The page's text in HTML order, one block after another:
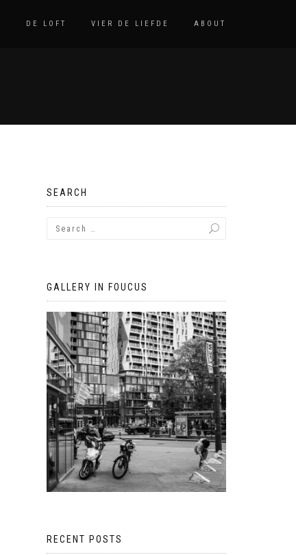
DE LOFT VIER DE LIEFDE ABOUT
SEARCH
GALLERY IN FOUCUS
RECENT POSTS